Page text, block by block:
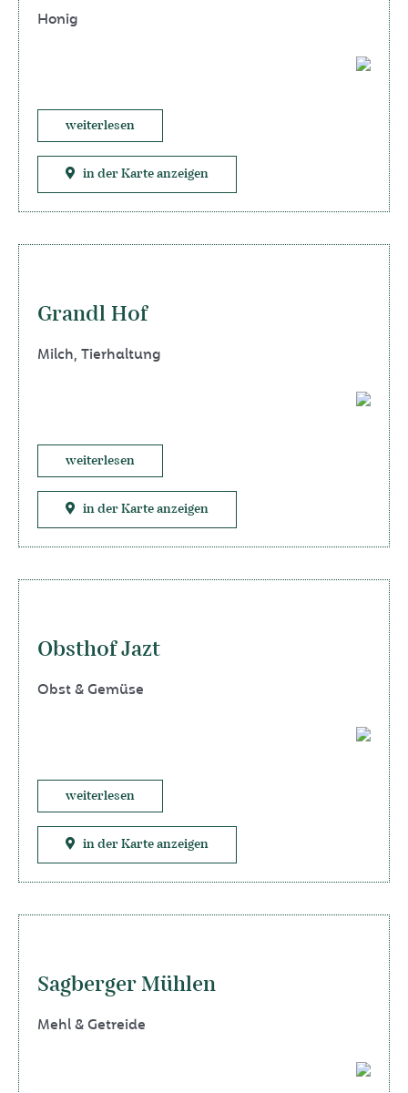
Honig
weiterlesen
in der Karte anzeigen
Grandl Hof
Milch, Tierhaltung
weiterlesen
in der Karte anzeigen
Obsthof Jazt
Obst & Gemüse
weiterlesen
in der Karte anzeigen
Sagberger Mühlen
Mehl & Getreide